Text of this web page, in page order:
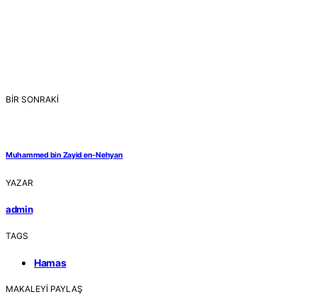
BİR SONRAKİ
Muhammed bin Zayid en-Nehyan
YAZAR
admin
TAGS
Hamas
MAKALEYI PAYLAŞ